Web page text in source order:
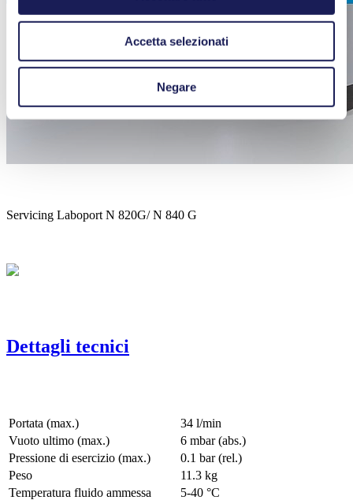
Accetta selezionati
Negare
Servicing Laboport N 820G/ N 840 G
Dettagli tecnici
Portata (max.)
34 l/min
Vuoto ultimo (max.)
6 mbar (abs.)
Pressione di esercizio (max.)
0.1 bar (rel.)
Peso
11.3 kg
Temperatura fluido ammessa
5-40 °C